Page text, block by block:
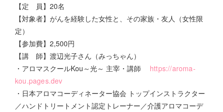
【定 員】20名
【対象者】がんを経験した女性と、その家族・友人（女性限
定）
【参加費】2,500円
【講 師】渡辺光子さん（みっちゃん）
・アロマスクールKou～光～ 主宰・講師 https://aroma-
kou.pages.dev
・日本アロマコーディネーター協会 トップインストラクター
／ハンドトリートメント認定トレーナー／介護アロマコーデ